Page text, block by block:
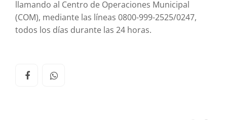
llamando al Centro de Operaciones Municipal
(COM), mediante las líneas 0800-999-2525/0247,
todos los días durante las 24 horas.